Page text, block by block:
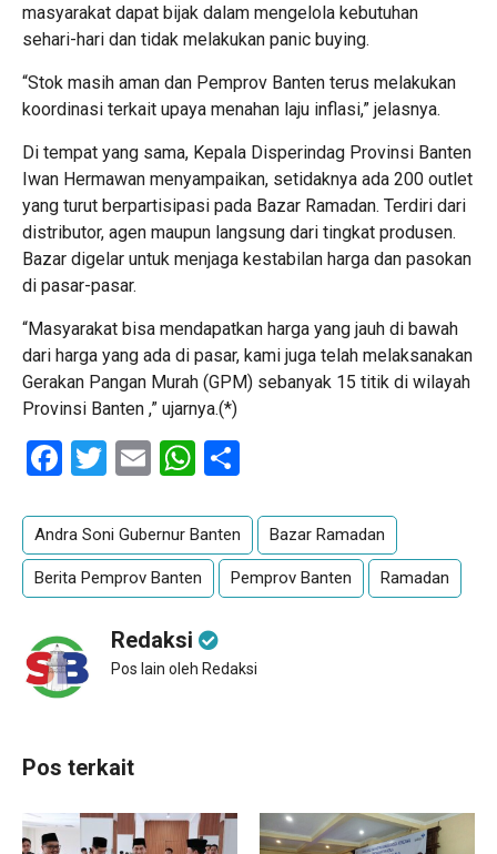
masyarakat dapat bijak dalam mengelola kebutuhan
sehari-hari dan tidak melakukan panic buying.
“Stok masih aman dan Pemprov Banten terus melakukan
koordinasi terkait upaya menahan laju inflasi,” jelasnya.
Di tempat yang sama, Kepala Disperindag Provinsi Banten
Iwan Hermawan menyampaikan, setidaknya ada 200 outlet
yang turut berpartisipasi pada Bazar Ramadan. Terdiri dari
distributor, agen maupun langsung dari tingkat produsen.
Bazar digelar untuk menjaga kestabilan harga dan pasokan
di pasar-pasar.
“Masyarakat bisa mendapatkan harga yang jauh di bawah
dari harga yang ada di pasar, kami juga telah melaksanakan
Gerakan Pangan Murah (GPM) sebanyak 15 titik di wilayah
Provinsi Banten ,” ujarnya.(*)
Facebook
Twitter
EmailWhatsApp
Andra Soni Gubernur Banten Bazar Ramadan
Berita Pemprov Banten Pemprov Banten Ramadan
Redaksi
Pos lain oleh Redaksi
Pos terkait